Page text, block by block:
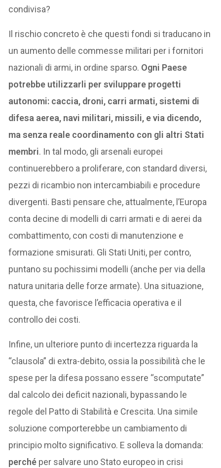
condivisa?
Il rischio concreto è che questi fondi si traducano in
un aumento delle commesse militari per i fornitori
nazionali di armi, in ordine sparso. Ogni Paese
potrebbe utilizzarli per sviluppare progetti
autonomi: caccia, droni, carri armati, sistemi di
difesa aerea, navi militari, missili, e via dicendo,
ma senza reale coordinamento con gli altri Stati
membri. In tal modo, gli arsenali europei
continuerebbero a proliferare, con standard diversi,
pezzi di ricambio non intercambiabili e procedure
divergenti. Basti pensare che, attualmente, l’Europa
conta decine di modelli di carri armati e di aerei da
combattimento, con costi di manutenzione e
formazione smisurati. Gli Stati Uniti, per contro,
puntano su pochissimi modelli (anche per via della
natura unitaria delle forze armate). Una situazione,
questa, che favorisce l’efficacia operativa e il
controllo dei costi.
Infine, un ulteriore punto di incertezza riguarda la
“clausola” di extra-debito, ossia la possibilità che le
spese per la difesa possano essere “scomputate”
dal calcolo dei deficit nazionali, bypassando le
regole del Patto di Stabilità e Crescita. Una simile
soluzione comporterebbe un cambiamento di
principio molto significativo. E solleva la domanda:
perché per salvare uno Stato europeo in crisi